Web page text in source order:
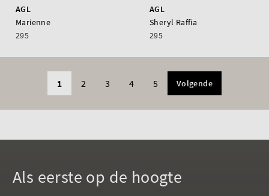
AGL
Marienne
295
AGL
Sheryl Raffia
295
1 2 3 4 5 Volgende
Als eerste op de hoogte